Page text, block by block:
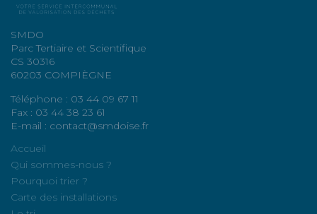
SMDO
Parc Tertiaire et Scientifique
CS 30316
60203 COMPIÈGNE
Téléphone : 03 44 09 67 11
Fax : 03 44 38 23 61
E-mail : contact@smdoise.fr
Accueil
Qui sommes-nous ?
Pourquoi trier ?
Carte des installations